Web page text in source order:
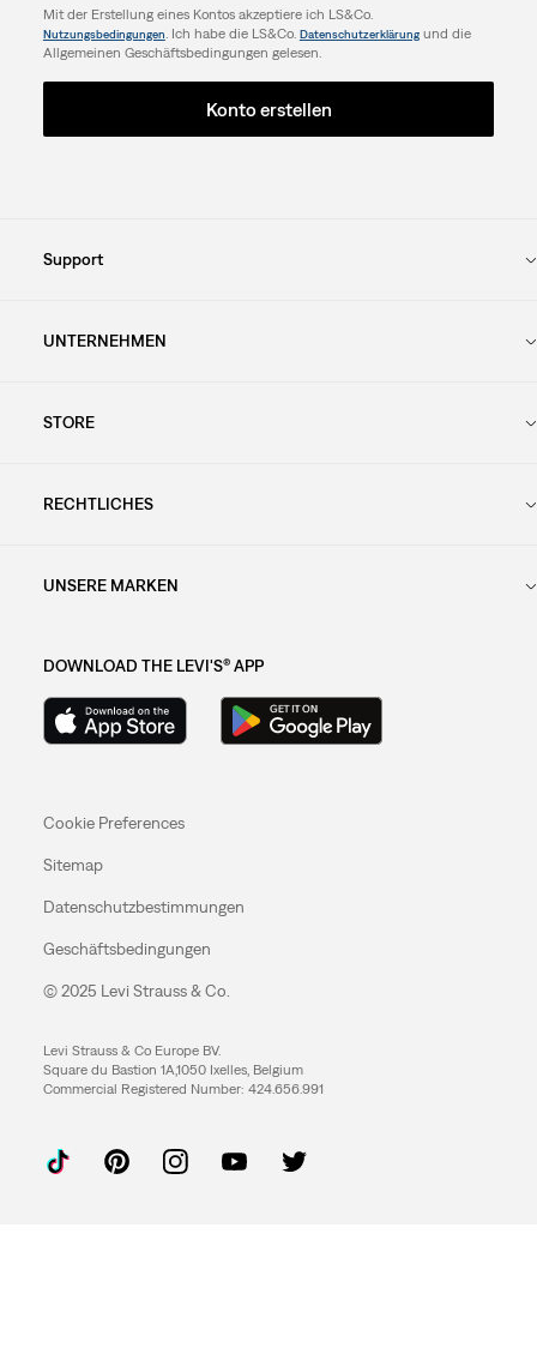
Mit der Erstellung eines Kontos akzeptiere ich LS&Co.
Nutzungsbedingungen. Ich habe die LS&Co. Datenschutzerklärungund die
Allgemeinen Geschäftsbedingungen gelesen.
Konto erstellen
Support
UNTERNEHMEN
STORE
RECHTLICHES
UNSERE MARKEN
DOWNLOAD THE LEVI'S® APP
Cookie Preferences
Sitemap
Datenschutzbestimmungen
Geschäftsbedingungen
© 2025 Levi Strauss & Co.
Levi Strauss & Co Europe BV.
Square du Bastion 1A,1050 Ixelles, Belgium
Commercial Registered Number: 424.656.991